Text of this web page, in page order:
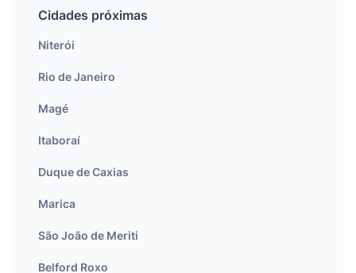
Cidades próximas
Niterói
Rio de Janeiro
Magé
Itaboraí
Duque de Caxias
Marica
São João de Meriti
Belford Roxo